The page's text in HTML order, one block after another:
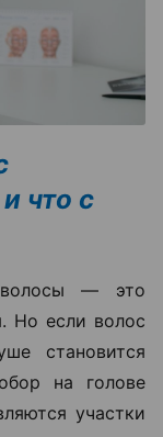
что с
— это
Но если волос
становится
на голове
участки